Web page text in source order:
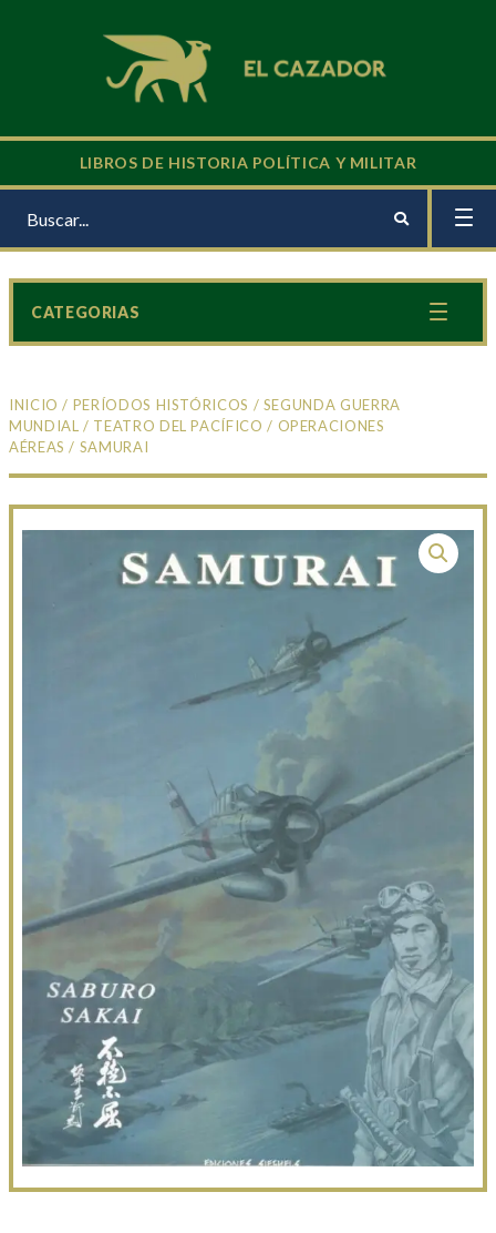
LIBROS DE HISTORIA POLÍTICA Y MILITAR
INICIO / PERÍODOS HISTÓRICOS / SEGUNDA GUERRA
MUNDIAL / TEATRO DEL PACÍFICO / OPERACIONES
AÉREAS / SAMURAI
CATEGORIAS